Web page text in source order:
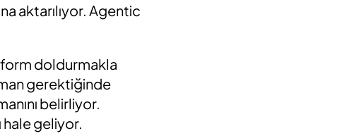
aktarılıyor. Agentic
form doldurmakla
gerektiğinde
belirliyor.
hale geliyor.